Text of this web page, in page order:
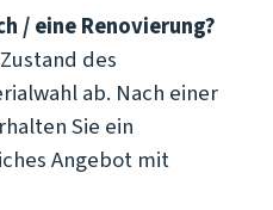
/ eine Renovierung?
des
ab. Nach einer
Sie ein
Angebot mit